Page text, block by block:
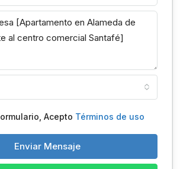
Acepto Términos de uso
Enviar Mensaje